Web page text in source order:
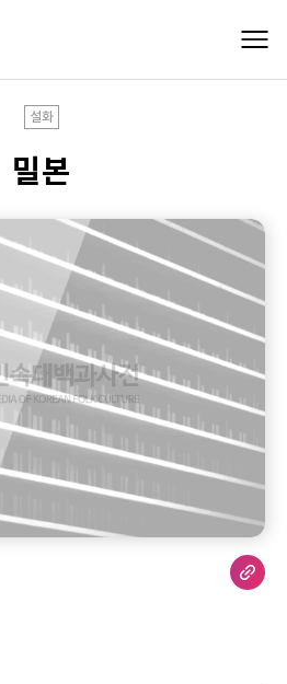
설화
밀본